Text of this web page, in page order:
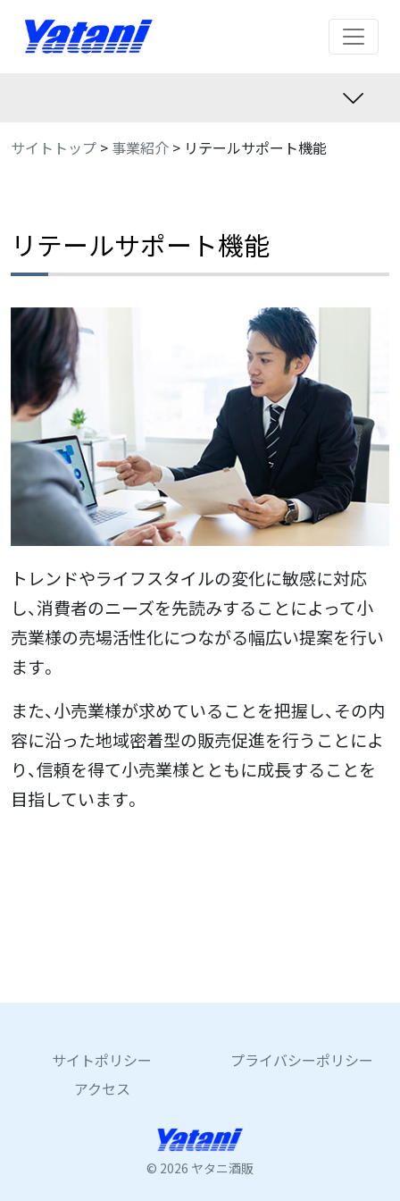
サイトトップ > 事業紹介 > リテールサポート機能
リテールサポート機能
トレンドやライフスタイルの変化に敏感に対応
し、消費者のニーズを先読みすることによって小
売業様の売場活性化につながる幅広い提案を行い
ます。
また、小売業様が求めていることを把握し、その内
容に沿った地域密着型の販売促進を行うことによ
り、信頼を得て小売業様とともに成長することを
目指しています。
サイトポリシー
プライバシーポリシー
アクセス
© 2026 ヤタニ酒販